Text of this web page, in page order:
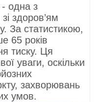
- одна з
здоров’ям
За статистикою,
65 років
тиску. Ця
​​уваги, оскільки
захворювань
умов.